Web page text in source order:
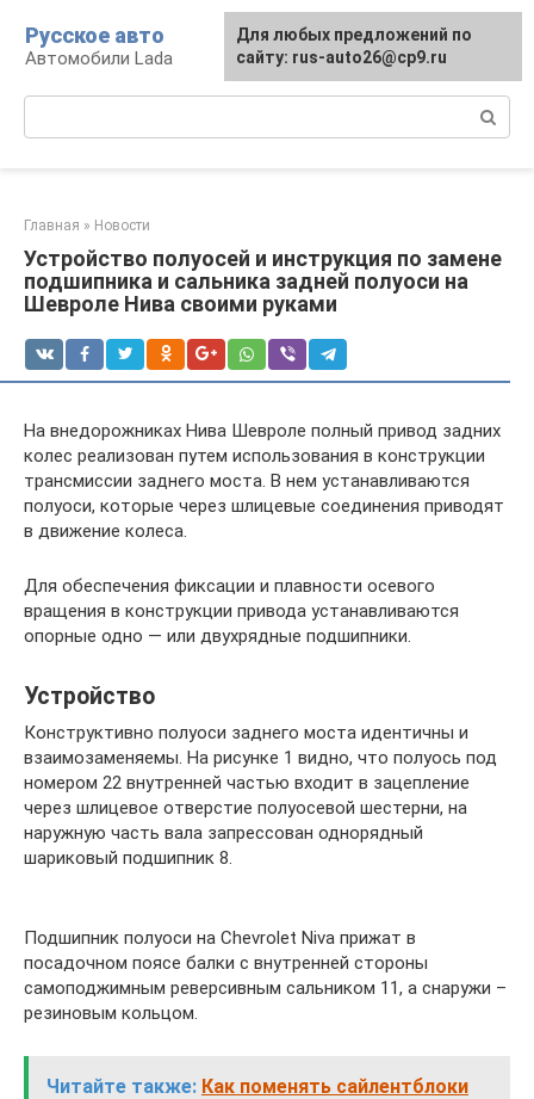
контенту
Русское авто
Автомобили Lada
Главная » Новости
Устройство полуосей и инструкция по замене
подшипника и сальника задней полуоси на
Шевроле Нива своими руками
На внедорожниках Нива Шевроле полный привод задних
колес реализован путем использования в конструкции
трансмиссии заднего моста. В нем устанавливаются
полуоси, которые через шлицевые соединения приводят
в движение колеса.
Для обеспечения фиксации и плавности осевого
вращения в конструкции привода устанавливаются
опорные одно — или двухрядные подшипники.
Устройство
Конструктивно полуоси заднего моста идентичны и
взаимозаменяемы. На рисунке 1 видно, что полуось под
номером 22 внутренней частью входит в зацепление
через шлицевое отверстие полуосевой шестерни, на
наружную часть вала запрессован однорядный
шариковый подшипник 8.
Подшипник полуоси на Chevrolet Niva прижат в
посадочном поясе балки с внутренней стороны
самоподжимным реверсивным сальником 11, а снаружи –
резиновым кольцом.
Читайте также: Как поменять сайлентблоки
Для любых предложений по
сайту: rus-auto26@cp9.ru